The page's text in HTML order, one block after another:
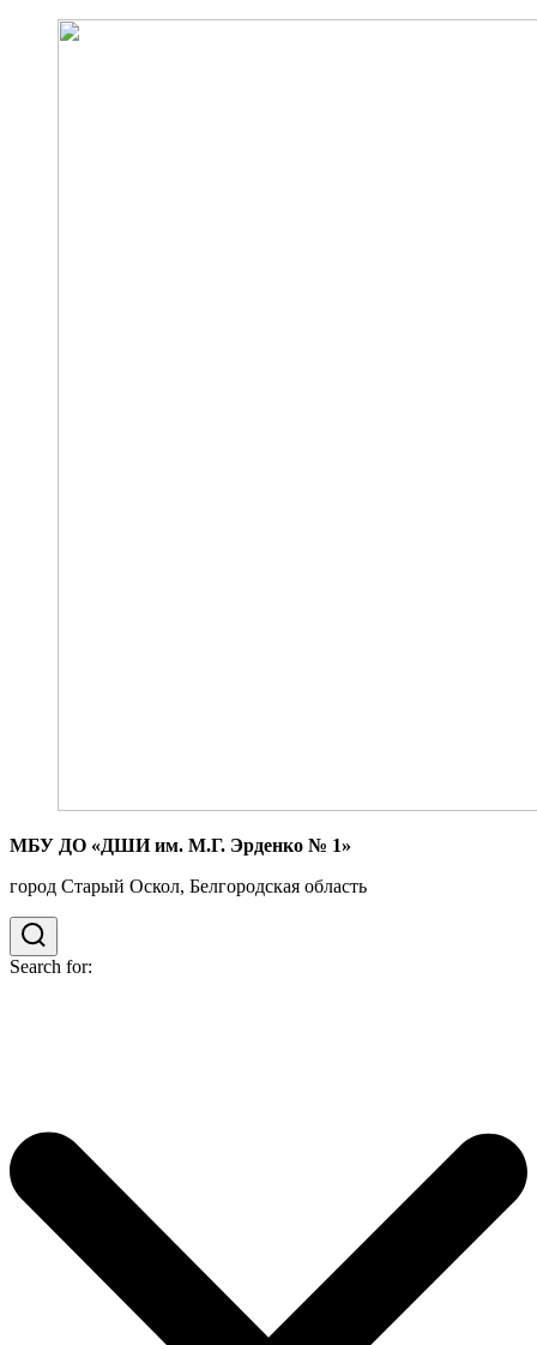
МБУ ДО «ДШИ им. М.Г. Эрденко № 1»
город Старый Оскол, Белгородская область
Search for: